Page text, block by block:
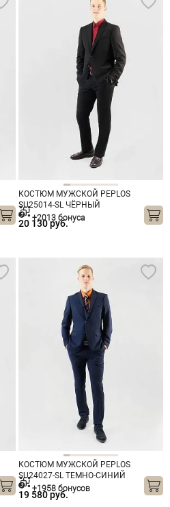
КОСТЮМ МУЖСКОЙ PEPLOS
SU25014-SL ЧЁРНЫЙ
20 130 руб.
+2013 бонуса
КОСТЮМ МУЖСКОЙ PEPLOS
SU24027-SL ТЕМНО-СИНИЙ
19 580 руб.
+1958 бонусов